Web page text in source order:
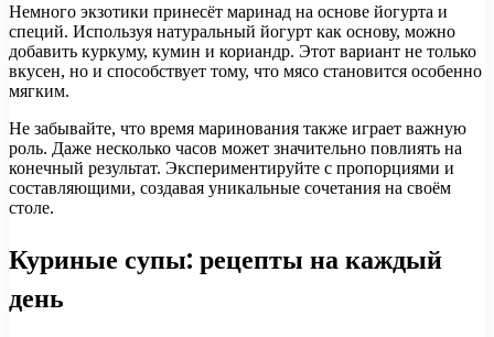
Немного экзотики принесёт маринад на основе йогурта и
специй. Используя натуральный йогурт как основу, можно
добавить куркуму, кумин и кориандр. Этот вариант не только
вкусен, но и способствует тому, что мясо становится особенно
мягким.
Не забывайте, что время маринования также играет важную
роль. Даже несколько часов может значительно повлиять на
конечный результат. Экспериментируйте с пропорциями и
составляющими, создавая уникальные сочетания на своём
столе.
Куриные супы: рецепты на каждый
день